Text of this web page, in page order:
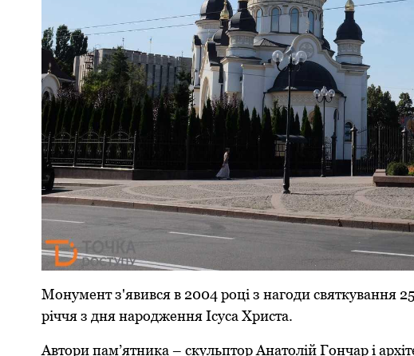
Монумент з'явився в 2004 році з нагоди святкування
річчя з дня народження Ісуса Христа.
Автори пам’ятника – скульптор Анатолій Гончар і